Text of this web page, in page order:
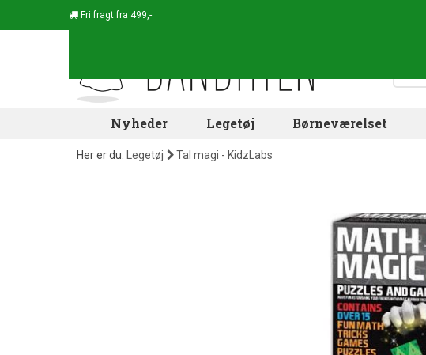
Fri fragt fra 499,-
Nyheder Legetøj Børneværelset
Her er du: Legetøj Tal magi - KidzLabs